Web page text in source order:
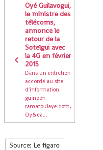
Oyé Guilavogui,
le ministre des
télécoms,
annonce le
retour de la
Sotelgui avec
la 4G en février
2015
Dans un entretien
accordé au site
d’information
guinéen
ramatoulaye.com,
Oy&ea...
Source: Le figaro